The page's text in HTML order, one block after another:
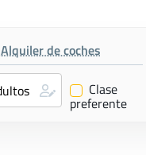
Alquiler de coches
✔ Clase
preferente